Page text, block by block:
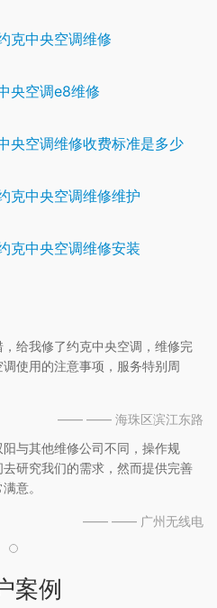
克中央空调维修
央空调e8维修
央空调维修收费标准是多少
克中央空调维修维护
克中央空调维修安装
给我修了约克中央空调，维修完
使用的注意事项，服务特别周
—— —— 海珠区滨江东路
与其他维修公司不同，操作规
研究我们的需求，然而提供完善
意。
—— —— 广州无线电
案例